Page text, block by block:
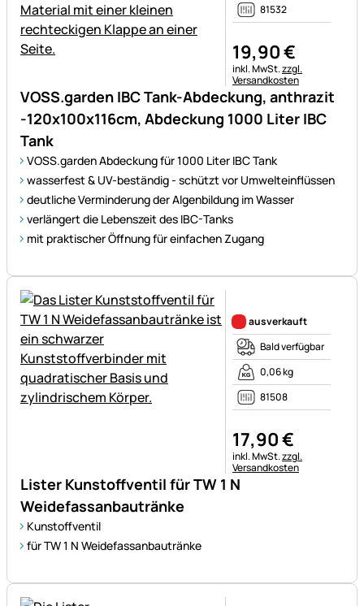
VOSS.garden IBC Tank-Abdeckung, anthrazit
-120x100x116cm, Abdeckung 1000 Liter IBC
Tank
VOSS.garden Abdeckung für 1000 Liter IBC Tank
wasserfest & UV-beständig - schützt vor Umwelteinflüssen
deutliche Verminderung der Algenbildung im Wasser
verlängert die Lebenszeit des IBC-Tanks
mit praktischer Öffnung für einfachen Zugang
81532
19,90€
Steuerhinweis:
inkl. MwSt.zzgl.
Versandkosten
Lister Kunstoffventil für TW 1 N
Weidefassanbautränke
Kunstoffventil
für TW 1 N Weidefassanbautränke
ausverkauft
Bald verfügbar
0,06 kg
81508
17,90€
Steuerhinweis:
inkl. MwSt.zzgl.
Versandkosten